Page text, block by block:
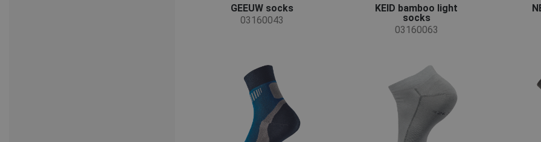
GEEUW socks
03160043
KEID bamboo light
socks
03160063